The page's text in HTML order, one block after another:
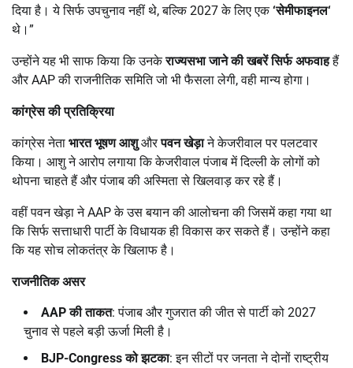
दिया है। ये सिर्फ उपचुनाव नहीं थे, बल्कि 2027 के लिए एक‘सेमीफाइनल‘
थे।”
उन्होंने यह भी साफ किया कि उनकेराज्यसभा जाने की खबरें सिर्फ अफवाहहैं
और AAP की राजनीतिक समिति जो भी फैसला लेगी, वही मान्य होगा।
कांग्रेस की प्रतिक्रिया
कांग्रेस नेता भारत भूषण आशुऔरपवन खेड़ाने केजरीवाल पर पलटवार
किया। आशु ने आरोप लगाया कि केजरीवाल पंजाब में दिल्ली के लोगों को
थोपना चाहते हैं और पंजाब की अस्मिता से खिलवाड़ कर रहे हैं।
वहीं पवन खेड़ा ने AAP के उस बयान की आलोचना की जिसमें कहा गया था
कि सिर्फ सत्ताधारी पार्टी के विधायक ही विकास कर सकते हैं। उन्होंने कहा
कि यह सोच लोकतंत्र के खिलाफ है।
राजनीतिक असर
AAPकी ताकत: पंजाब और गुजरात की जीत से पार्टी को 2027
चुनाव से पहले बड़ी ऊर्जा मिली है।
BJP-Congressको झटका: इन सीटों पर जनता ने दोनों राष्ट्रीय